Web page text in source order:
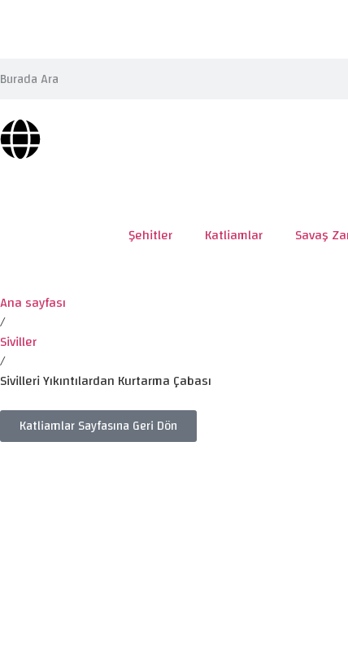
Şehitler Katliamlar Savaş
Ana sayfası
/
Siviller
/
Sivilleri Yıkıntılardan Kurtarma Çabası
Katliamlar Sayfasına Geri Dön